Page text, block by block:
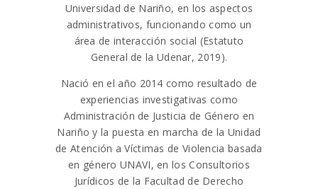
Universidad de Nariño, en los aspectos
administrativos, funcionando como un
área de interacción social (Estatuto
General de la Udenar, 2019).
Nació en el año 2014 como resultado de
experiencias investigativas como
Administración de Justicia de Género en
Nariño y la puesta en marcha de la Unidad
de Atención a Víctimas de Violencia basada
en género UNAVI, en los Consultorios
Jurídicos de la Facultad de Derecho